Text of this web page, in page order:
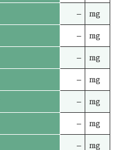
– mg
– mg
– mg
– mg
– mg
– mg
– mg